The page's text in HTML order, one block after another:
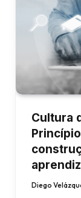
Cultura
Diego